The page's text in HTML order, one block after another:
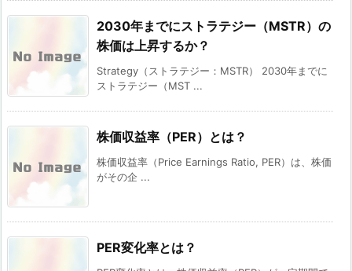
2030年までにストラテジー（MSTR）の
株価は上昇するか？
Strategy（ストラテジー：MSTR） 2030年までに
ストラテジー（MST ...
株価収益率（PER）とは？
株価収益率（Price Earnings Ratio, PER）は、株価
がその企 ...
PER変化率とは？